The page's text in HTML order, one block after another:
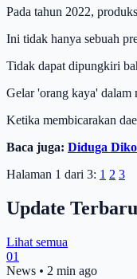
Pada tahun 2022,
Ini tidak hanya sebuah
Tidak dapat dipungkiri
Gelar 'orang kaya' dalam
Ketika membicarakan
Baca juga: Diduga
Halaman 1 dari 3: 1 2 3
Update Terbaru
Lihat semua
01
News • 2 min ago